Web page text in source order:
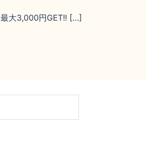
大3,000円GET!! […]